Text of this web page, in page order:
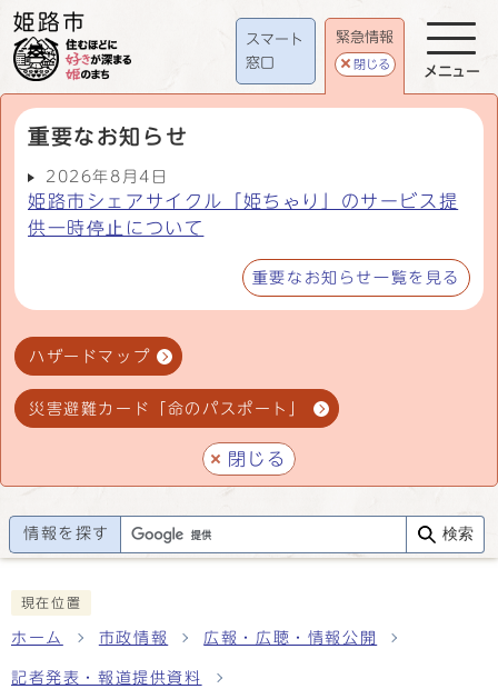
スマート
窓口
緊急情報
閉じる
重要なお知らせ
2026年8月4日
姫路市シェアサイクル「姫ちゃり」のサービス提
供一時停止について
重要なお知らせ一覧を見る
ハザードマップ
災害避難カード「命のパスポート」
閉じる
メニュー
情報を探す 検索
現在位置
ホーム 市政情報 広報・広聴・情報公開
記者発表・報道提供資料